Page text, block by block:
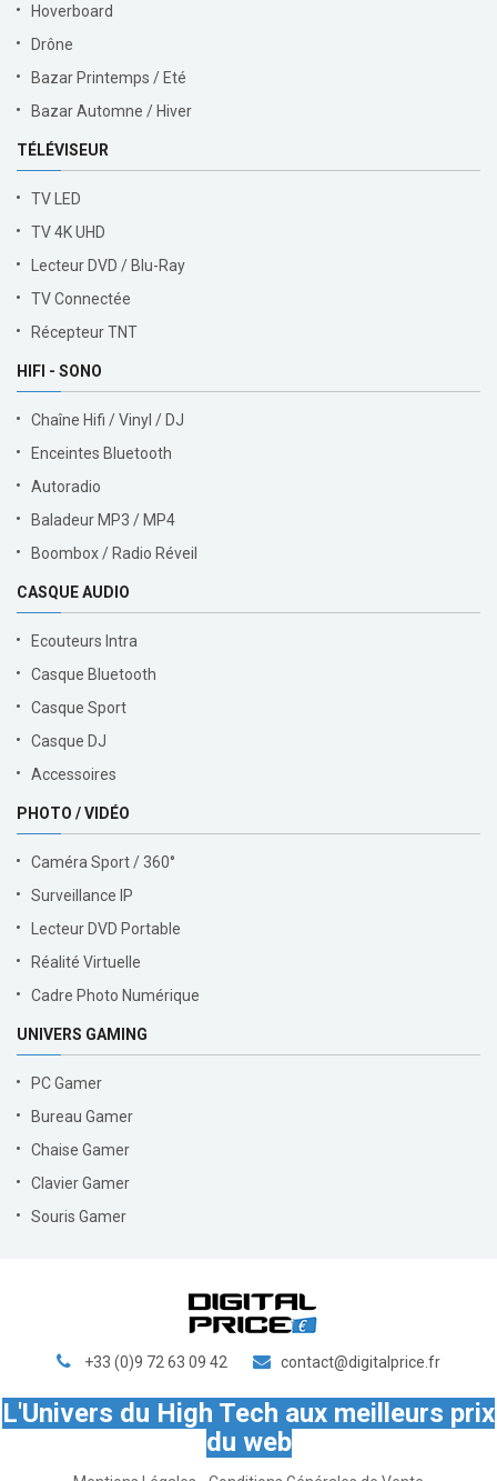
Hoverboard
Drône
Bazar Printemps / Eté
Bazar Automne / Hiver
TÉLÉVISEUR
TV LED
TV 4K UHD
Lecteur DVD / Blu-Ray
TV Connectée
Récepteur TNT
HIFI - SONO
Chaîne Hifi / Vinyl / DJ
Enceintes Bluetooth
Autoradio
Baladeur MP3 / MP4
Boombox / Radio Réveil
CASQUE AUDIO
Ecouteurs Intra
Casque Bluetooth
Casque Sport
Casque DJ
Accessoires
PHOTO / VIDÉO
Caméra Sport / 360°
Surveillance IP
Lecteur DVD Portable
Réalité Virtuelle
Cadre Photo Numérique
UNIVERS GAMING
PC Gamer
Bureau Gamer
Chaise Gamer
Clavier Gamer
Souris Gamer
+33 (0)9 72 63 09 42 contact@digitalprice.fr
L'Univers du High Tech aux meilleurs prix
du web